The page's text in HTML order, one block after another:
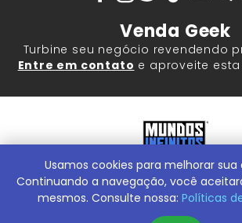
Venda Geek
Turbine seu negócio revendendo
Entre em contato e aproveite
Mundos Infinitos - Publicações e Geek
Publicações e Assinaturas Ltda. CNPJ -
Conheça nossa Loja Física:Rua Machado
Usamos cookies para melhorar sua
Continuando a navegação, você
mesmos. Consulte nossa: Políticas